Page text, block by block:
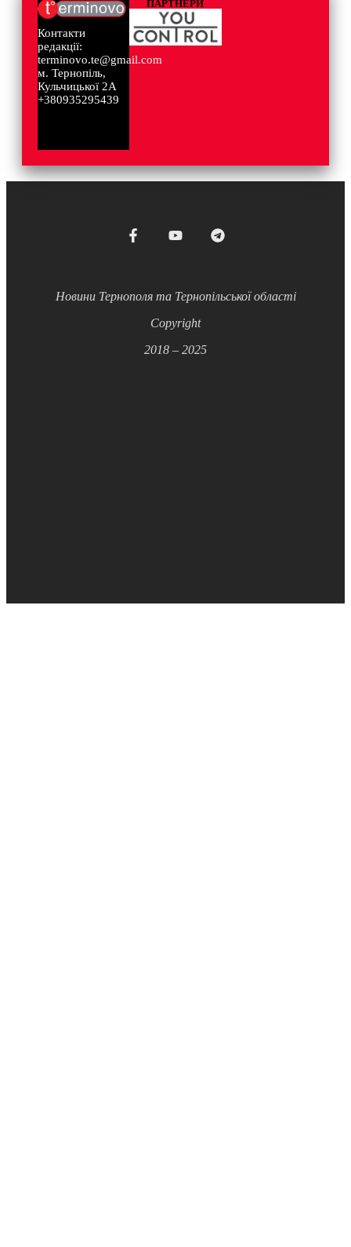
Контакти
редакції:
terminovo.te@gmail.com
м. Тернопіль,
Кульчицької 2А
+380935295439
ПАРТНЕРИ
Новини Тернополя та Тернопільської області
Copyright
2018 – 2025